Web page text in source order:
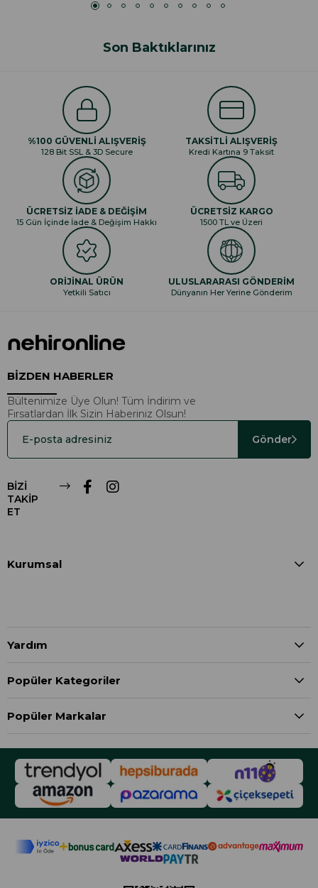
Son Baktıklarınız
%100 GÜVENLİ ALIŞVERİŞ
128 Bit SSL & 3D Secure
TAKSİTLİ ALIŞVERİŞ
Kredi Kartına 9 Taksit
ÜCRETSİZ İADE & DEĞİŞİM
15 Gün İçinde İade & Değişim Hakkı
ÜCRETSİZ KARGO
1500 TL ve Üzeri
ORİJİNAL ÜRÜN
Yetkili Satıcı
ULUSLARARASI GÖNDERİM
Dünyanın Her Yerine Gönderim
BİZDEN HABERLER
Bültenimize Üye Olun! Tüm İndirim ve
Fırsatlardan İlk Sizin Haberiniz Olsun!
Gönder
BİZİ
TAKİP
ET
Kurumsal
Yardım
Popüler Kategoriler
Popüler Markalar